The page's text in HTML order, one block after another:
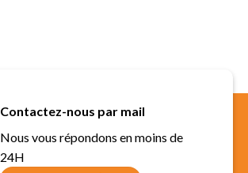
Contactez-nous par mail
Nous vous répondons en moins de
24H